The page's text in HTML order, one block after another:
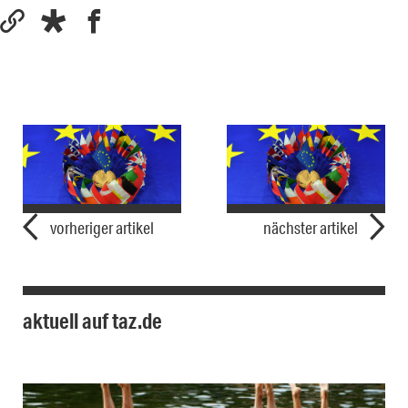
vorheriger artikel nächster artikel
aktuell auf taz.de